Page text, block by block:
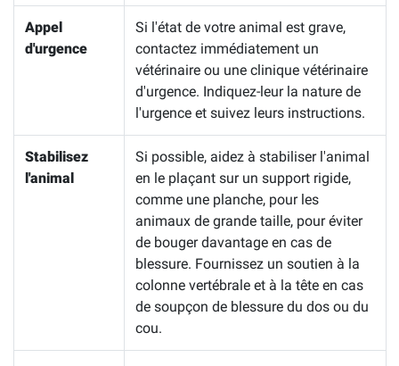
Appel
d'urgence
Si l'état de votre animal est grave,
contactez immédiatement un
vétérinaire ou une clinique vétérinaire
d'urgence. Indiquez-leur la nature de
l'urgence et suivez leurs instructions.
Stabilisez
l'animal
Si possible, aidez à stabiliser l'animal
en le plaçant sur un support rigide,
comme une planche, pour les
animaux de grande taille, pour éviter
de bouger davantage en cas de
blessure. Fournissez un soutien à la
colonne vertébrale et à la tête en cas
de soupçon de blessure du dos ou du
cou.